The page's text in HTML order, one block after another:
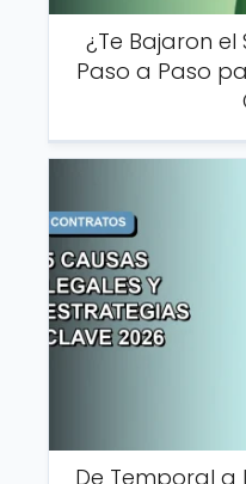
¿Te Bajaron el
Paso a Paso
De Temporal a